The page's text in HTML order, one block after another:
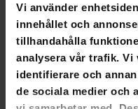
Vi använder
innehållet och
tillhandahålla
analysera vår trafik. Vi
identifierare och
de sociala medier och
GRA­TIS LE­VE­RANS
Kikid Bilbarnstol Basic
890,00 kr